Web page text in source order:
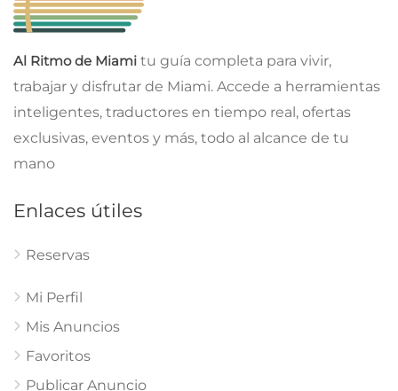
Trump ordena restringir la ciudadanía por nacimiento y
agosto 6, 2026
Deportes
Inter Miami CF cierra la segunda edición de sus Summer
agosto 6, 2026
Generación Z en citas reales
agosto 6, 2026